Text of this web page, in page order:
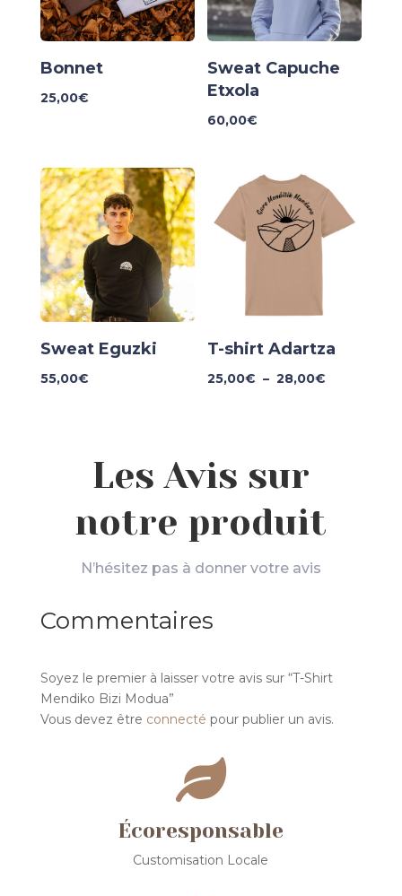
Bonnet
25,00€
Sweat Capuche
Etxola
60,00€
Sweat Eguzki
55,00€
T-shirt Adartza
25,00€ – 28,00€
Les Avis sur
notre produit
N’hésitez pas à donner votre avis
Commentaires
Soyez le premier à laisser votre avis sur “T-Shirt
Mendiko Bizi Modua”
Vous devez être connecté pour publier un avis.

Écoresponsable
Customisation Locale